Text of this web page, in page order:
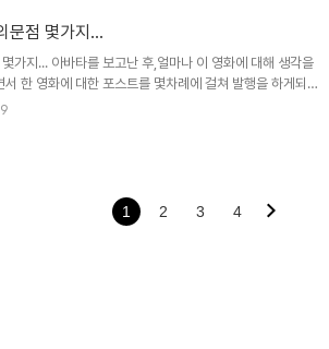
튜님께서 쓰셨던 아이폰에 대한 포스트에서나 꼬뮌님의 생각
있어 언젠가 이에 대한 글을 쓰고자 했었데, 마침 글을 ..
문점 몇가지...
가지... 아바타를 보고난 후,얼마나 이 영화에 대해 생각을
한 영화에 대한 포스트를 몇차례에 걸쳐 발행을 하게되네
물론 연관성있는 글로 따지면 5번째이기도 합니다. 참 많이
행이 영화 개봉 전후로 하였다면 좀더 많은 분들과의 공감이
1 2 3 4